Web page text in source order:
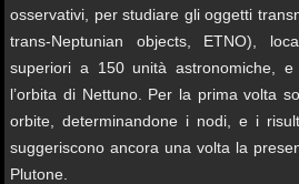
osservativi, per studiare gli oggetti
trans-Neptunian objects, ETNO),
superiori a 150 unità astronomiche,
l’orbita di Nettuno. Per la prima volta
orbite, determinandone i nodi, e i
suggeriscono ancora una volta la
Plutone.